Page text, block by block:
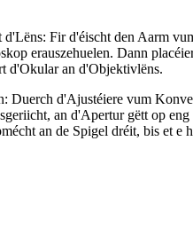
d'Lëns: Fir d'éischt den Aarm
erauszehuelen. Dann
d'Okular an d'Objektivlëns.
Duerch d'Ajustéiere vum
an d'Apertur gëtt op
an de Spigel dréit, bis et e